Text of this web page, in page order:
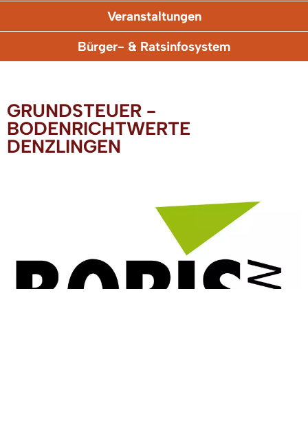
Veranstaltungen
Bürger- & Ratsinfosystem
GRUNDSTEUER -
BODENRICHTWERTE
DENZLINGEN